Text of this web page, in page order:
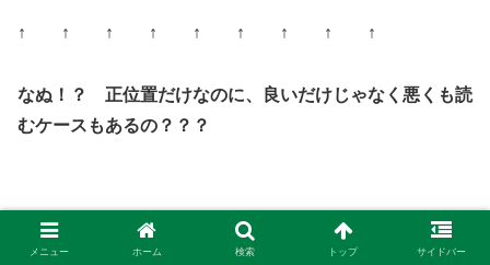
↑ ↑ ↑ ↑ ↑ ↑ ↑ ↑ ↑
なぬ！？ 正位置だけなのに、良いだけじゃなく悪くも読
むケースもあるの？？？
メニュー ホーム 検索 トップ サイドバー